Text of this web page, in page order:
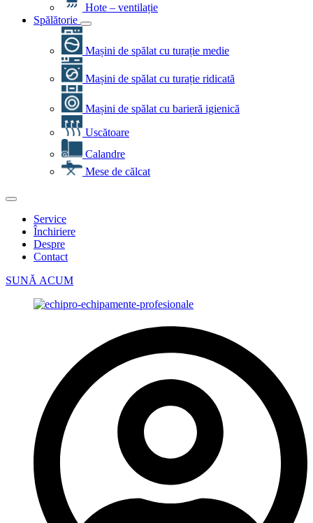
Hote – ventilație
Spălătorie
Mașini de spălat cu turație medie
Mașini de spălat cu turație ridicată
Mașini de spălat cu barieră igienică
Uscătoare
Calandre
Mese de călcat
Service
Închiriere
Despre
Contact
SUNĂ ACUM